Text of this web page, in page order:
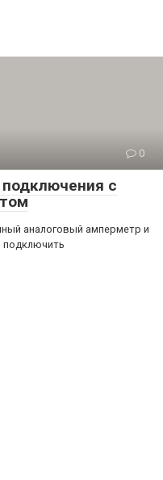
0
с
аналоговый амперметр и
подключить